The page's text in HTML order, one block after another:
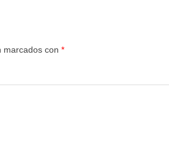
marcados con *